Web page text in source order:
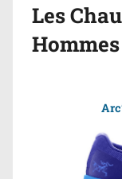
Les
Hommes